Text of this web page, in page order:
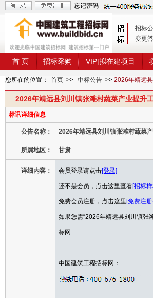
忘记密码
招标
变更
首 页 招标采购 VIP|拟在建项目
您所在的位置： 首页 >> 中标公告 >> 2026年靖远
2026年靖远县刘川镇张滩村蔬菜产业提升
标讯详细信息
公告名称： 2026年靖远县刘川镇张滩村蔬菜
所属地区： 甘肃
详细内容： 会员登录请点击[登录]
还不是会员，点击这里查看[招标
免费会员注册，点击这里 [免费注
如果您需“2026年靖远县刘川镇张
标网
中国建筑工程招标网：